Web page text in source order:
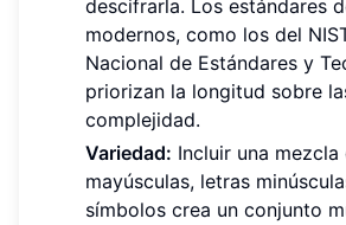
descifrarla. Los estándares
modernos, como los del
Nacional de Estándares y
priorizan la longitud sobre
complejidad.
Variedad: Incluir una
mayúsculas, letras
símbolos crea un conjunto